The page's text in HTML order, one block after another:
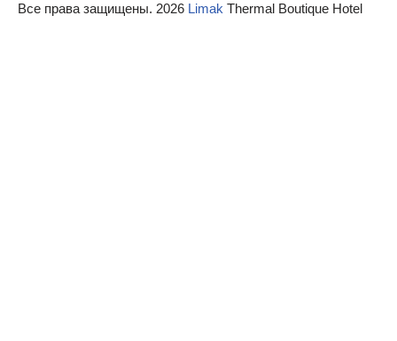
Все права защищены. 2026 Limak Thermal Boutique Hotel